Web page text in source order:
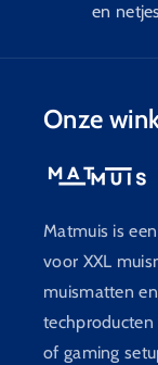
en
Onze
Matmuis is
voor XXL
muismatten
techproducten
of gaming